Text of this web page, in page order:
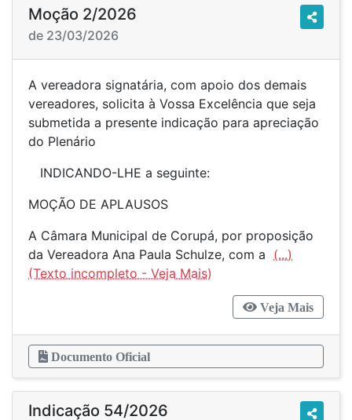
Moção 2/2026
de 23/03/2026
A vereadora signatária, com apoio dos demais
vereadores, solicita à Vossa Excelência que seja
submetida a presente indicação para apreciação
do Plenário
INDICANDO-LHE a seguinte:
MOÇÃO DE APLAUSOS
A Câmara Municipal de Corupá, por proposição
da Vereadora Ana Paula Schulze, com a (...)
Veja Mais
Documento Oficial
Indicação 54/2026